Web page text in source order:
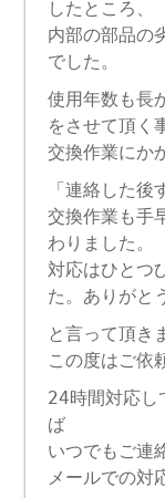
したところ、
内部の部品の
でした。
使用年数も長
をさせて頂く
交換作業にか
「連絡した後
交換作業も手
わりました。
対応はひとつ
た。ありがと
と言って頂き
この度はご依
24時間対応し
ば
いつでもご連
メールでの対